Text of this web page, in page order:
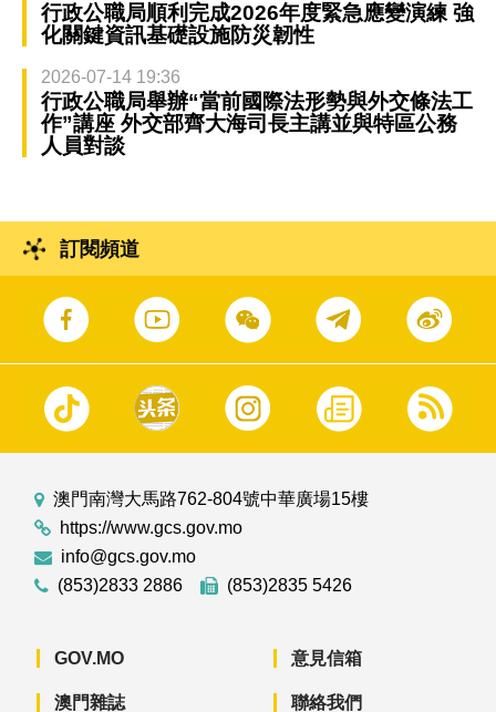
行政公職局順利完成2026年度緊急應變演練 強
化關鍵資訊基礎設施防災韌性
2026-07-14 19:36
行政公職局舉辦“當前國際法形勢與外交條法工
作”講座 外交部齊大海司長主講並與特區公務
人員對談
訂閱頻道
澳門南灣大馬路762-804號中華廣場15樓
https://www.gcs.gov.mo
info@gcs.gov.mo
(853)2833 2886
(853)2835 5426
GOV.MO
澳門雜誌
意見信箱
聯絡我們